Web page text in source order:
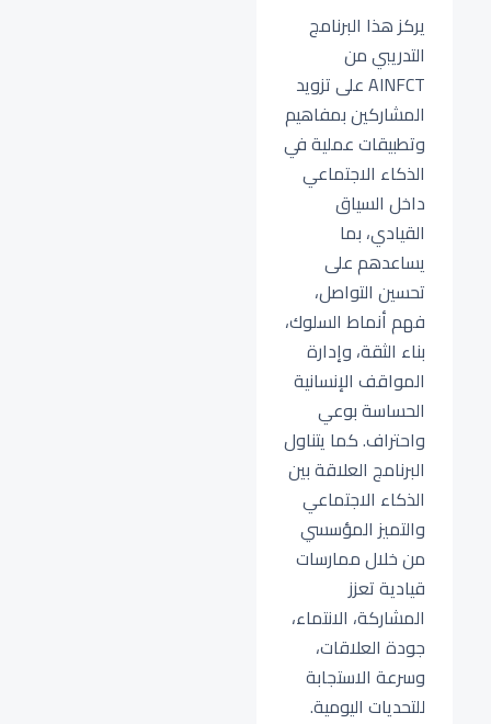
يركز هذا البرنامج
التدريبي من
AINFCT على تزويد
المشاركين بمفاهيم
وتطبيقات عملية في
الذكاء الاجتماعي
داخل السياق
القيادي، بما
يساعدهم على
تحسين التواصل،
فهم أنماط السلوك،
بناء الثقة، وإدارة
المواقف الإنسانية
الحساسة بوعي
واحتراف. كما يتناول
البرنامج العلاقة بين
الذكاء الاجتماعي
والتميز المؤسسي
من خلال ممارسات
قيادية تعزز
المشاركة، الانتماء،
جودة العلاقات،
وسرعة الاستجابة
للتحديات اليومية.